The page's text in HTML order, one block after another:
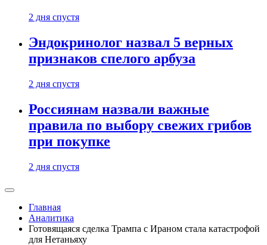
2 дня спустя
Эндокринолог назвал 5 верных
признаков спелого арбуза
2 дня спустя
Россиянам назвали важные
правила по выбору свежих грибов
при покупке
2 дня спустя
Главная
Аналитика
Готовящаяся сделка Трампа с Ираном стала катастрофой
для Нетаньяху